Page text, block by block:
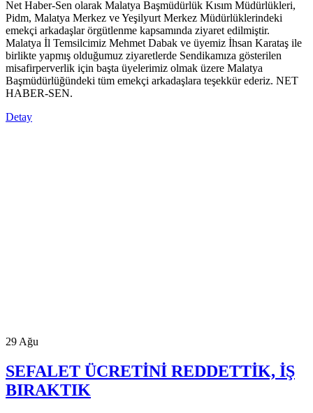
Net Haber-Sen olarak Malatya Başmüdürlük Kısım Müdürlükleri,
Pidm, Malatya Merkez ve Yeşilyurt Merkez Müdürlüklerindeki
emekçi arkadaşlar örgütlenme kapsamında ziyaret edilmiştir.
Malatya İl Temsilcimiz Mehmet Dabak ve üyemiz İhsan Karataş ile
birlikte yapmış olduğumuz ziyaretlerde Sendikamıza gösterilen
misafirperverlik için başta üyelerimiz olmak üzere Malatya
Başmüdürlüğündeki tüm emekçi arkadaşlara teşekkür ederiz. NET
HABER-SEN.
Detay
29Ağu
SEFALET ÜCRETİNİ REDDETTİK, İŞ
BIRAKTIK